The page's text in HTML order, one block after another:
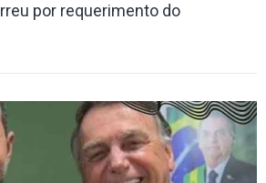
por requerimento do